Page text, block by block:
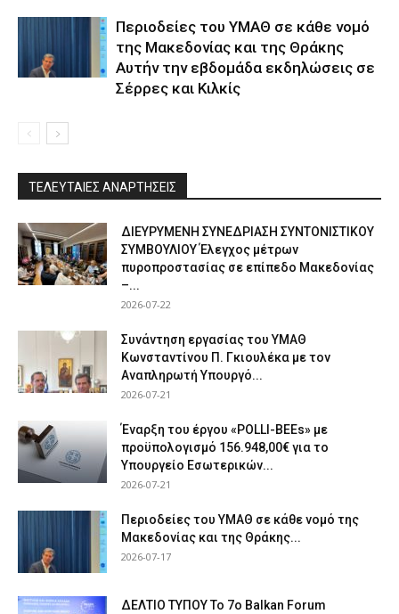
Περιοδείες του ΥΜΑΘ σε κάθε νομό
της Μακεδονίας και της Θράκης
Αυτήν την εβδομάδα εκδηλώσεις σε
Σέρρες και Κιλκίς
ΤΕΛΕΥΤΑΙΕΣ ΑΝΑΡΤΗΣΕΙΣ
ΔΙΕΥΡΥΜΕΝΗ ΣΥΝΕΔΡΙΑΣΗ ΣΥΝΤΟΝΙΣΤΙΚΟΥ
ΣΥΜΒΟΥΛΙΟΥ Έλεγχος μέτρων
πυροπροστασίας σε επίπεδο Μακεδονίας
–...
2026-07-22
Συνάντηση εργασίας του ΥΜΑΘ
Κωνσταντίνου Π. Γκιουλέκα με τον
Αναπληρωτή Υπουργό...
2026-07-21
Έναρξη του έργου «POLLI-BEEs» με
προϋπολογισμό 156.948,00€ για το
Υπουργείο Εσωτερικών...
2026-07-21
Περιοδείες του ΥΜΑΘ σε κάθε νομό της
Μακεδονίας και της Θράκης...
2026-07-17
ΔΕΛΤΙΟ ΤΥΠΟΥ Το 7ο Balkan Forum